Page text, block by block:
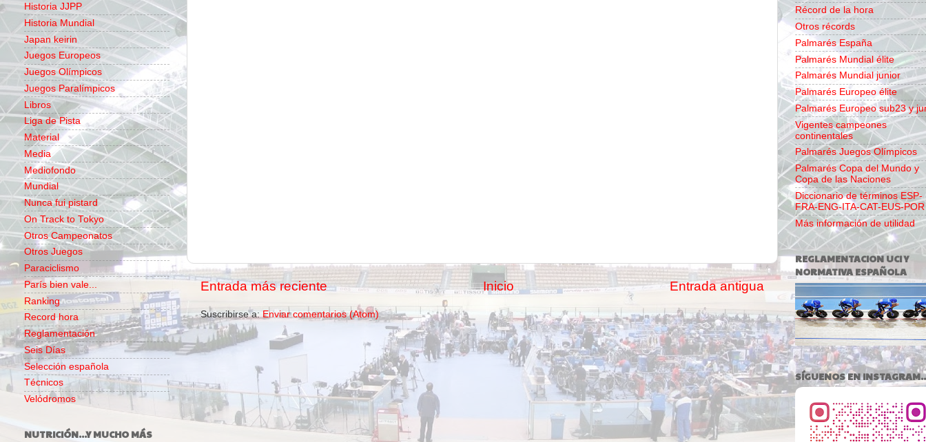
Entrada más reciente Entrada antigua
Inicio
Suscribirse a: Enviar comentarios (Atom)
Historia JJPP
Historia Mundial
Japan keirin
Juegos Europeos
Juegos Olímpicos
Juegos Paralímpicos
Libros
Liga de Pista
Material
Media
Mediofondo
Mundial
Nunca fui pistard
On Track to Tokyo
Otros Campeonatos
Otros Juegos
Paraciclismo
París bien vale...
Ranking
Record hora
Reglamentación
Seis Días
Selección española
Técnicos
Velódromos
NUTRICIÓN...Y MUCHO MÁS
Récord de la hora
Otros récords
Palmarés España
Palmarés Mundial élite
Palmarés Mundial junior
Palmarés Europeo élite
Palmarés Europeo sub23 y
Vigentes campeones
continentales
Palmarés Juegos Olímpicos
Palmarés Copa del Mundo y
Copa de las Naciones
Diccionario de términos ESP-
FRA-ENG-ITA-CAT-EUS-POR
Más información de utilidad
REGLAMENTACION UCI Y
NORMATIVA ESPAÑOLA
SÍGUENOS EN